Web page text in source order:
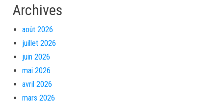
Archives
août 2026
juillet 2026
juin 2026
mai 2026
avril 2026
mars 2026